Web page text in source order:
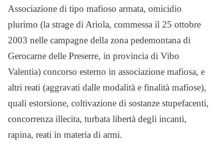
Associazione di tipo mafioso armata, omicidio
plurimo (la strage di Ariola, commessa il 25 ottobre
2003 nelle campagne della zona pedemontana di
Gerocarne delle Preserre, in provincia di Vibo
Valentia) concorso esterno in associazione mafiosa, e
altri reati (aggravati dalle modalità e finalità mafiose),
quali estorsione, coltivazione di sostanze stupefacenti,
concorrenza illecita, turbata libertà degli incanti,
rapina, reati in materia di armi.